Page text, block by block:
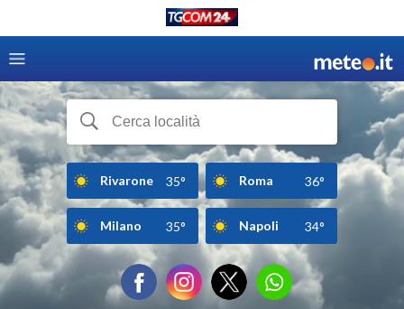
Rivarone 35° Roma 36°
Milano 35° Napoli 34°